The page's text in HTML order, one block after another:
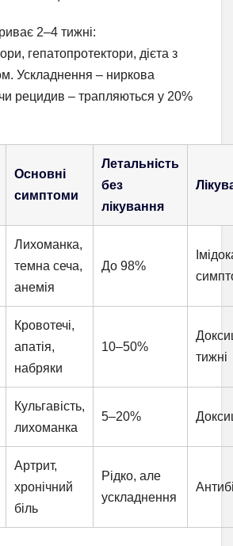
2–4 тижні:
гепатопротектори, дієта з
Ускладнення – ниркова
чи рецидив – трапляються у 20%
Основні
симптоми
Летальність
без
лікування
Лихоманка,
темна сеча,
анемія
До 98%
Кровотечі,
апатія,
набряки
10–50%
тижні
Кульгавість,
лихоманка
5–20%
Артрит,
хронічний
біль
Рідко, але
ускладнення